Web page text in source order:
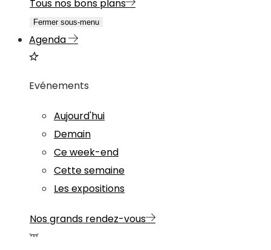
Tous nos bons plans
Fermer sous-menu
Agenda
Evénements
Aujourd'hui
Demain
Ce week-end
Cette semaine
Les expositions
Nos grands rendez-vous